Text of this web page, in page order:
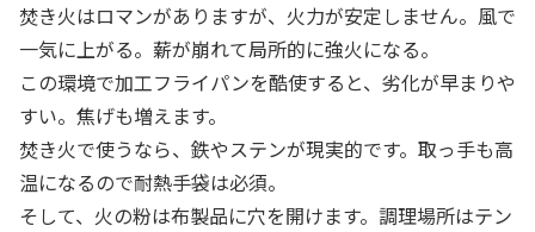
焚き火はロマンがありますが、火力が安定しません。風で
一気に上がる。薪が崩れて局所的に強火になる。
この環境で加工フライパンを酷使すると、劣化が早まりや
すい。焦げも増えます。
焚き火で使うなら、鉄やステンが現実的です。取っ手も高
温になるので耐熱手袋は必須。
そして、火の粉は布製品に穴を開けます。調理場所はテン